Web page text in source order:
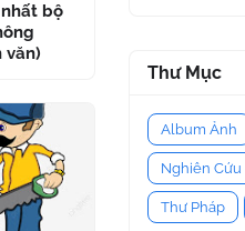
bộ
văn)
Thư Mục
Album Ảnh
Nghiên Cứu
Thư Pháp